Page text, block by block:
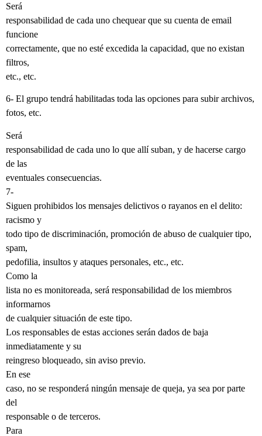
Será
responsabilidad de cada uno chequear que su cuenta de email
funcione
correctamente, que no esté excedida la capacidad, que no existan
filtros,
etc., etc.
6- El grupo tendrá habilitadas toda las opciones para subir archivos,
fotos, etc.
Será
responsabilidad de cada uno lo que allí suban, y de hacerse cargo
de las
eventuales consecuencias.
7-
Siguen prohibidos los mensajes delictivos o rayanos en el delito:
racismo y
todo tipo de discriminación, promoción de abuso de cualquier tipo,
spam,
pedofilia, insultos y ataques personales, etc., etc.
Como la
lista no es monitoreada, será responsabilidad de los miembros
informarnos
de cualquier situación de este tipo.
Los responsables de estas acciones serán dados de baja
inmediatamente y su
reingreso bloqueado, sin aviso previo.
En ese
caso, no se responderá ningún mensaje de queja, ya sea por parte
del
responsable o de terceros.
Para